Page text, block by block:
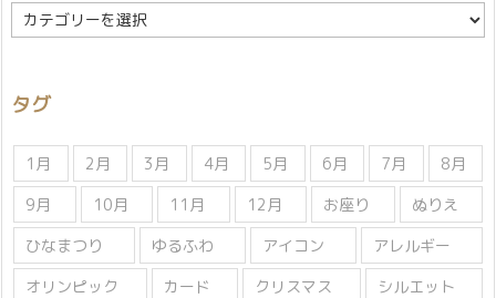
カ
テ
ー
タグ
1月 2月 3月 4月 5月 6月 7月
8月
9月
10月 11月 12月 お座り
ぬりえ
ひなまつり
ゆるふわ アイコン
アレルギー
オリンピック
カード クリスマス
シルエット